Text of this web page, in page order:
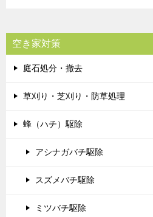
空き家対策
庭石処分・撤去
草刈り・芝刈り・防草処理
蜂（ハチ）駆除
アシナガバチ駆除
スズメバチ駆除
ミツバチ駆除